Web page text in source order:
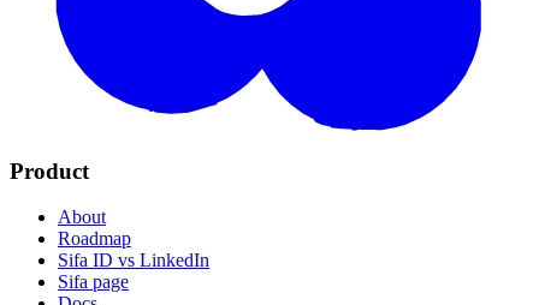
Product
About
Roadmap
Sifa ID vs LinkedIn
Sifa page